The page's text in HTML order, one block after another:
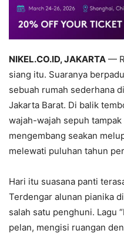
NIKEL.CO.ID, JAKARTA —
siang itu. Suaranya
sebuah rumah sederhana
Jakarta Barat. Di balik
wajah-wajah sepuh
mengembang seakan
melewati puluhan tahun
Hari itu suasana panti
Terdengar alunan pianika
salah satu penghuni. Lagu
pelan, mengisi ruangan